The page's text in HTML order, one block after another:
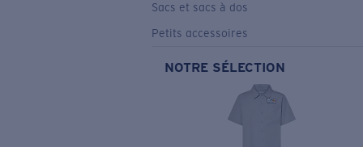
Sacs et sacs à dos
Petits accessoires
NOTRE SÉLECTION